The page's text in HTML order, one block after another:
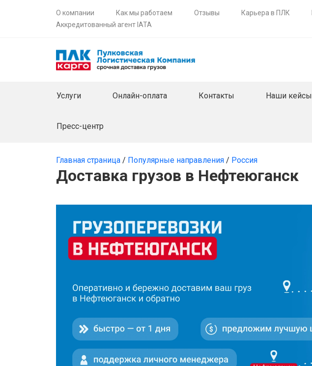
О компании Как мы работаем Отзывы Карьера в ПЛК
Аккредитованный агент IATA
Услуги Онлайн-оплата Контакты Наши кейсы
Пресс-центр
Главная страница / Популярные направления / Россия
Доставка грузов в Нефтеюганск